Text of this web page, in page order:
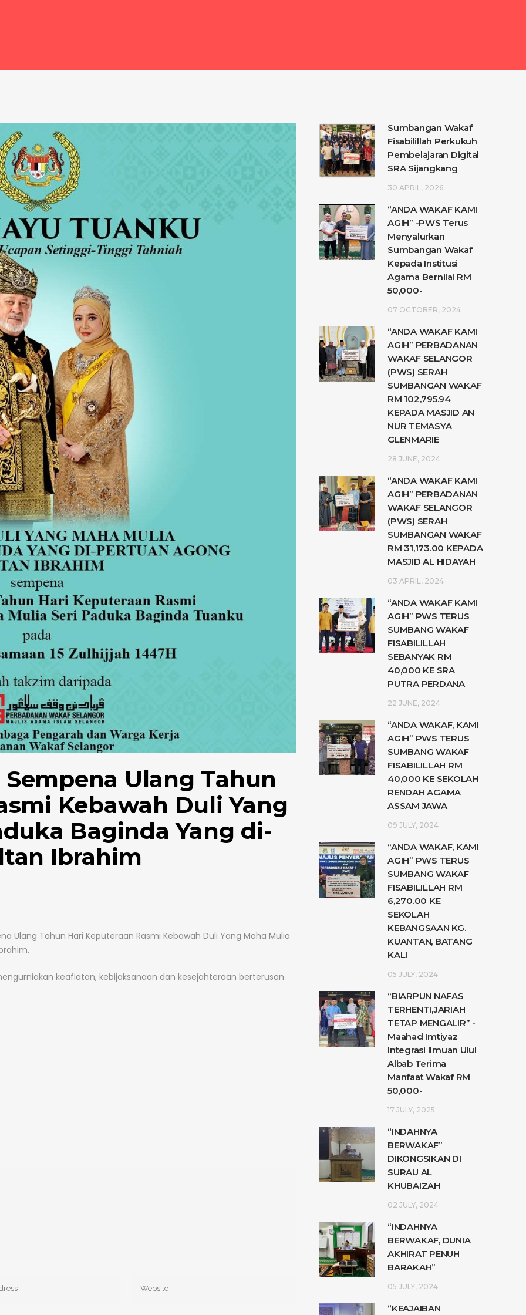
Ulang Tahun
Kebawah Duli Yang
Baginda Yang di-
Ibrahim
Ulang Tahun Hari Keputeraan Rasmi Kebawah Duli Yang Maha Mulia
keafiatan, kebijaksanaan dan kesejahteraan berterusan
Sumbangan Wakaf
Fisabilillah Perkukuh
Pembelajaran Digital
SRA Sijangkang
30 APRIL, 2026
“ANDA WAKAF KAMI
AGIH” -PWS Terus
Menyalurkan
Sumbangan Wakaf
Kepada Institusi
Agama Bernilai RM
50,000-
07 OCTOBER, 2024
“ANDA WAKAF KAMI
AGIH” PERBADANAN
WAKAF SELANGOR
(PWS) SERAH
SUMBANGAN WAKAF
RM 102,795.94
KEPADA MASJID AN
NUR TEMASYA
GLENMARIE
28 JUNE, 2024
“ANDA WAKAF KAMI
AGIH” PERBADANAN
WAKAF SELANGOR
(PWS) SERAH
SUMBANGAN WAKAF
RM 31,173.00 KEPADA
MASJID AL HIDAYAH
03 APRIL, 2024
“ANDA WAKAF KAMI
AGIH” PWS TERUS
SUMBANG WAKAF
FISABILILLAH
SEBANYAK RM
40,000 KE SRA
PUTRA PERDANA
22 JUNE, 2024
“ANDA WAKAF, KAMI
AGIH” PWS TERUS
SUMBANG WAKAF
FISABILILLAH RM
40,000 KE SEKOLAH
RENDAH AGAMA
ASSAM JAWA
09 JULY, 2024
“ANDA WAKAF, KAMI
AGIH” PWS TERUS
SUMBANG WAKAF
FISABILILLAH RM
6,270.00 KE
SEKOLAH
KEBANGSAAN KG.
KUANTAN, BATANG
KALI
05 JULY, 2024
“BIARPUN NAFAS
TERHENTI,JARIAH
TETAP MENGALIR” -
Maahad Imtiyaz
Integrasi Ilmuan Ulul
Albab Terima
Manfaat Wakaf RM
50,000-
17 JULY, 2025
“INDAHNYA
BERWAKAF”
DIKONGSIKAN DI
SURAU AL
KHUBAIZAH
02 JULY, 2024
“INDAHNYA
BERWAKAF, DUNIA
AKHIRAT PENUH
BARAKAH”
05 JULY, 2024
“KEAJAIBAN